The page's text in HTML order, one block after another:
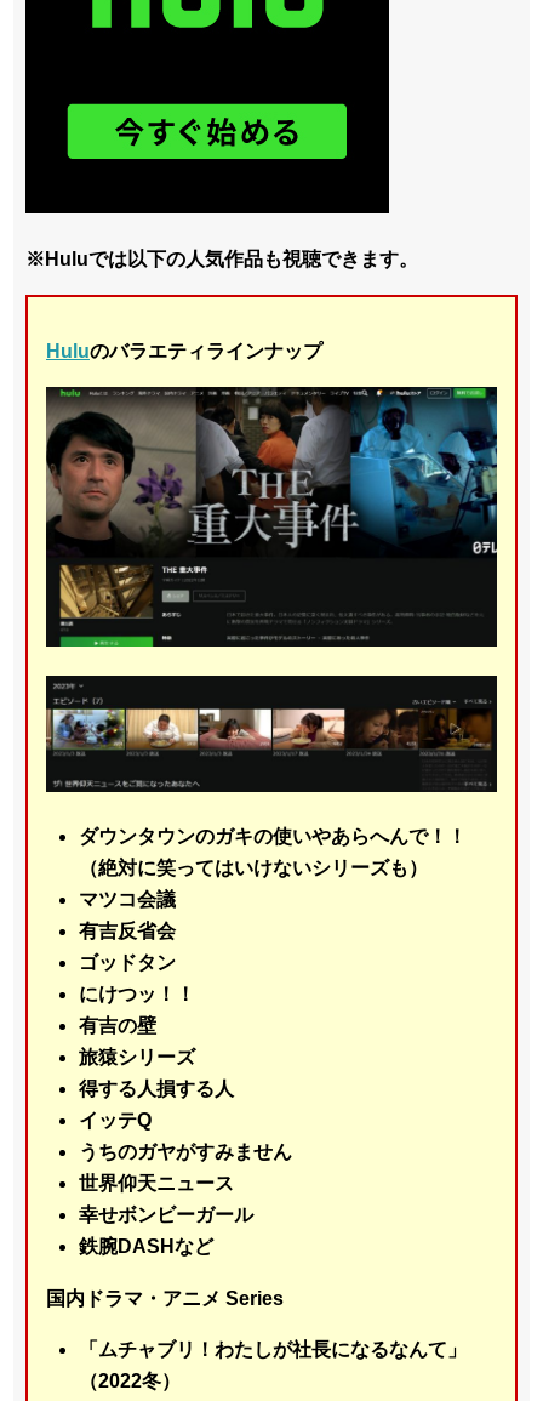
※Huluでは以下の人気作品も視聴できます。
Huluのバラエティラインナップ
ダウンタウンのガキの使いやあらへんで！！
（絶対に笑ってはいけないシリーズも）
マツコ会議
有吉反省会
ゴッドタン
にけつッ！！
有吉の壁
旅猿シリーズ
得する人損する人
イッテQ
うちのガヤがすみません
世界仰天ニュース
幸せボンビーガール
鉄腕DASHなど
国内ドラマ・アニメ Series
「ムチャブリ！わたしが社長になるなんて」
（2022冬）